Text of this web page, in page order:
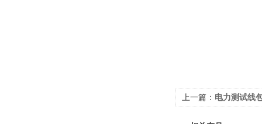
上一篇： 电力测试线